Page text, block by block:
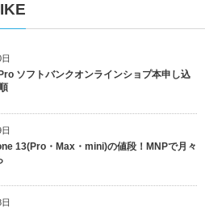
ソフトバンクオンラインショプ本申し込
13(Pro・Max・mini)の値段！MNPで月々